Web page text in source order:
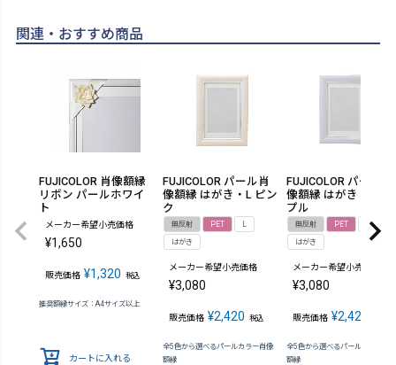
関連・おすすめ商品
FUJICOLOR 肖像額縁
リボン パールホワイ
ト
メーカー希望小売価格
¥1,650
販売価格 ¥1,320 税込
推奨額縁サイズ：A4サイズ以上
カートに入れる
FUJICOLOR パール肖
像額縁 はがき・L ピン
ク
無反射 PET
はがき
メーカー希望小売価格
¥3,080
販売価格 ¥2,420 税込
全5色から選べるパールカラー肖像
額縁
FUJICOLOR パール肖
像額縁 はがき・L パ
プル
無反射 PET
L
はがき
メーカー希望小売価格
¥3,080
販売価格 ¥2,420
全5色から選べるパールカラー肖像
額縁